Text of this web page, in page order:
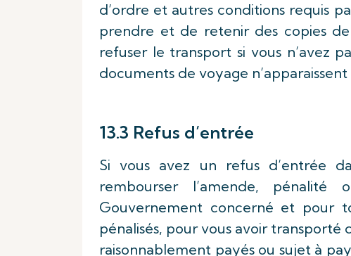
d’ordre et autres conditions requis
prendre et de retenir des copies
refuser le transport si vous n’avez
documents de voyage
13.3 Refus d’entrée
Si vous avez un refus d’entrée
rembourser l’amende,
Gouvernement concerné et pour
pénalisés, pour vous avoir transporté
raisonnablement payés ou sujet à